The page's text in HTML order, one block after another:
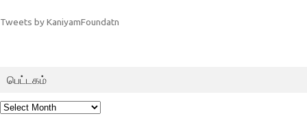
Tweets by KaniyamFoundatn
பெட்டகம்
பெட்டகம்